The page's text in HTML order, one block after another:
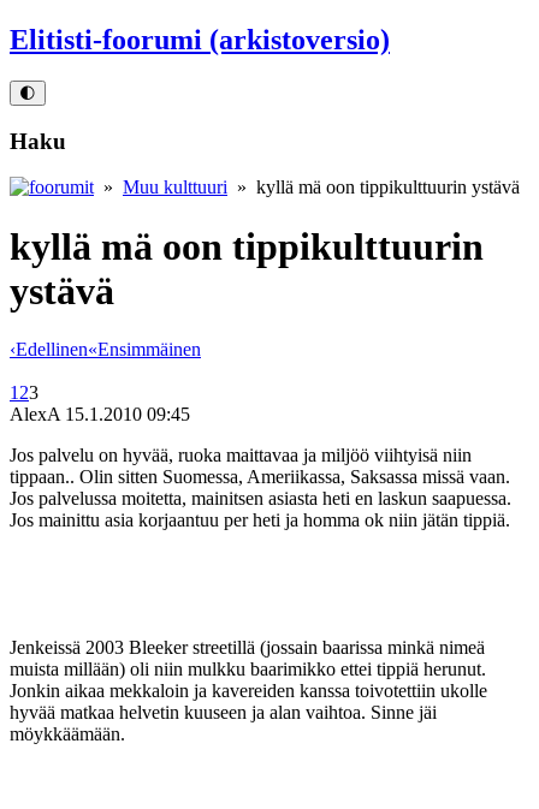
Elitisti-foorumi (arkistoversio)
🌓
Haku
» Muu kulttuuri » kyllä mä oon tippikulttuurin ystävä
kyllä mä oon tippikulttuurin
ystävä
‹Edellinen«Ensimmäinen
1 23
AlexA 15.1.2010 09:45
Jos palvelu on hyvää, ruoka maittavaa ja miljöö viihtyisä niin
tippaan.. Olin sitten Suomessa, Ameriikassa, Saksassa missä vaan.
Jos palvelussa moitetta, mainitsen asiasta heti en laskun saapuessa.
Jos mainittu asia korjaantuu per heti ja homma ok niin jätän tippiä.
Jenkeissä 2003 Bleeker streetillä (jossain baarissa minkä nimeä
muista millään) oli niin mulkku baarimikko ettei tippiä herunut.
Jonkin aikaa mekkaloin ja kavereiden kanssa toivotettiin ukolle
hyvää matkaa helvetin kuuseen ja alan vaihtoa. Sinne jäi
möykkäämään.